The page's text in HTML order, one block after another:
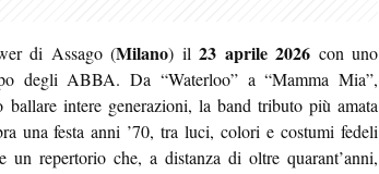
di Assago (Milano) il 23 aprile 2026 con uno
degli ABBA. Da “Waterloo” a “Mamma Mia”,
intere generazioni, la band tributo più amata
una festa anni ’70, tra luci, colori e costumi fedeli
repertorio che, a distanza di oltre quarant’anni,